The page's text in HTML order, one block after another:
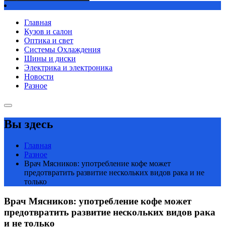
Главная
Кузов и салон
Оптика и свет
Системы Охлаждения
Шины и диски
Электрика и электроника
Новости
Разное
Вы здесь
Главная
Разное
Врач Мясников: употребление кофе может
предотвратить развитие нескольких видов рака и не
только
Врач Мясников: употребление кофе может
предотвратить развитие нескольких видов рака
и не только